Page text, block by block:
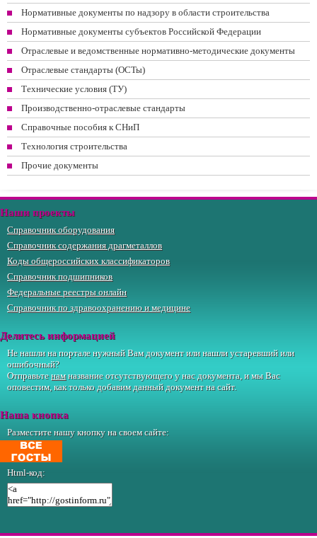
Нормативные документы по надзору в области строительства
Нормативные документы субъектов Российской Федерации
Отраслевые и ведомственные нормативно-методические документы
Отраслевые стандарты (ОСТы)
Технические условия (ТУ)
Производственно-отраслевые стандарты
Справочные пособия к СНиП
Технология строительства
Прочие документы
Наши проекты
Справочник оборудования
Справочник содержания драгметаллов
Коды общероссийских классификаторов
Справочник подшипников
Федеральные реестры онлайн
Справочник по здравоохранению и медицине
Делитесь информацией
Не нашли на портале нужный Вам документ или нашли устаревший или
ошибочный?
Отправьтенамназвание отсутствующего у нас документа, и мы Вас
оповестим, как только добавим данный документ на сайт.
Наша кнопка
Разместите нашу кнопку на своем сайте:
Html-код: